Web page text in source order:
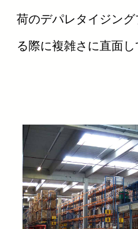
荷のデパレタイジン
る際に複雑さに直面し